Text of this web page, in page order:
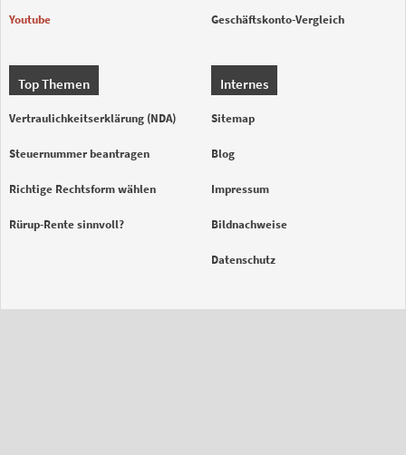
Youtube Geschäftskonto-Vergleich
Top Themen
Vertraulichkeitserklärung (NDA)
Steuernummer beantragen
Richtige Rechtsform wählen
Rürup-Rente sinnvoll?
Internes
Sitemap
Blog
Impressum
Bildnachweise
Datenschutz